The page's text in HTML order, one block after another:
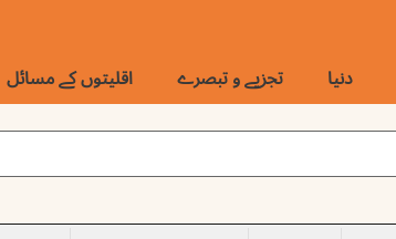
دنیا تجزیے و تبصرے اقلیتوں کے مسائل